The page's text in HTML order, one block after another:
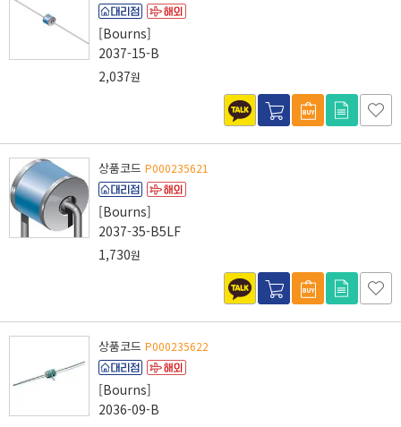
[Bourns]
2037-15-B
2,037원
상품코드 P000235621
[Bourns]
2037-35-B5LF
1,730원
상품코드 P000235622
[Bourns]
2036-09-B